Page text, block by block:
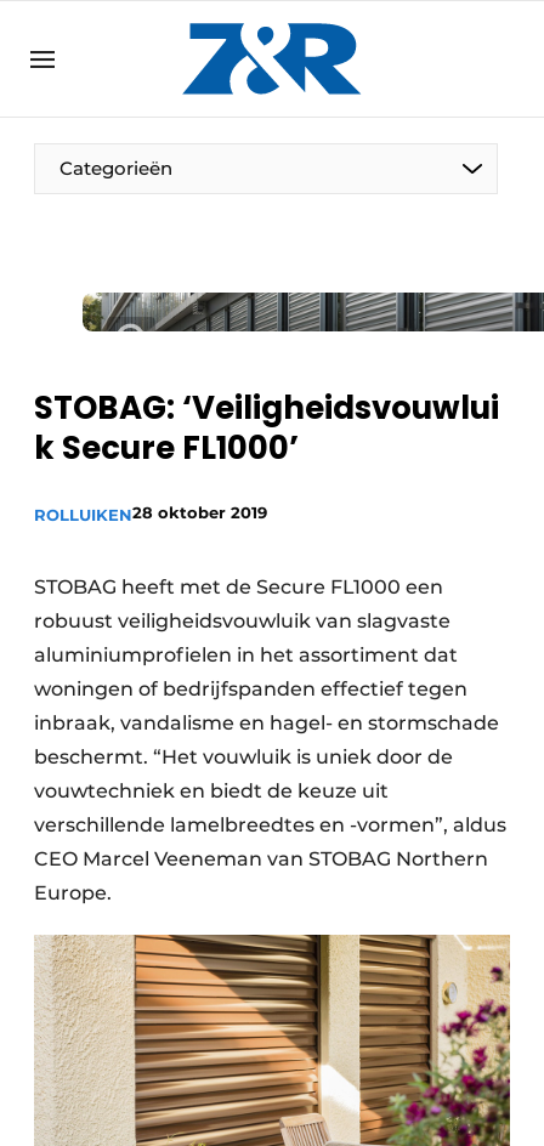
DE EN
NL
Categorieën
STOBAG: ‘Veiligheidsvouwlui
k Secure FL1000’
ROLLUIKEN28 oktober 2019
STOBAG heeft met de Secure FL1000 een
robuust veiligheidsvouwluik van slagvaste
aluminiumprofielen in het assortiment dat
woningen of bedrijfspanden effectief tegen
inbraak, vandalisme en hagel- en stormschade
beschermt. “Het vouwluik is uniek door de
vouwtechniek en biedt de keuze uit
verschillende lamelbreedtes en -vormen”, aldus
CEO Marcel Veeneman van STOBAG Northern
Europe.